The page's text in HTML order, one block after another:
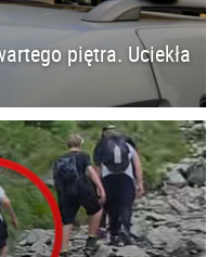
piętra. Uciekła